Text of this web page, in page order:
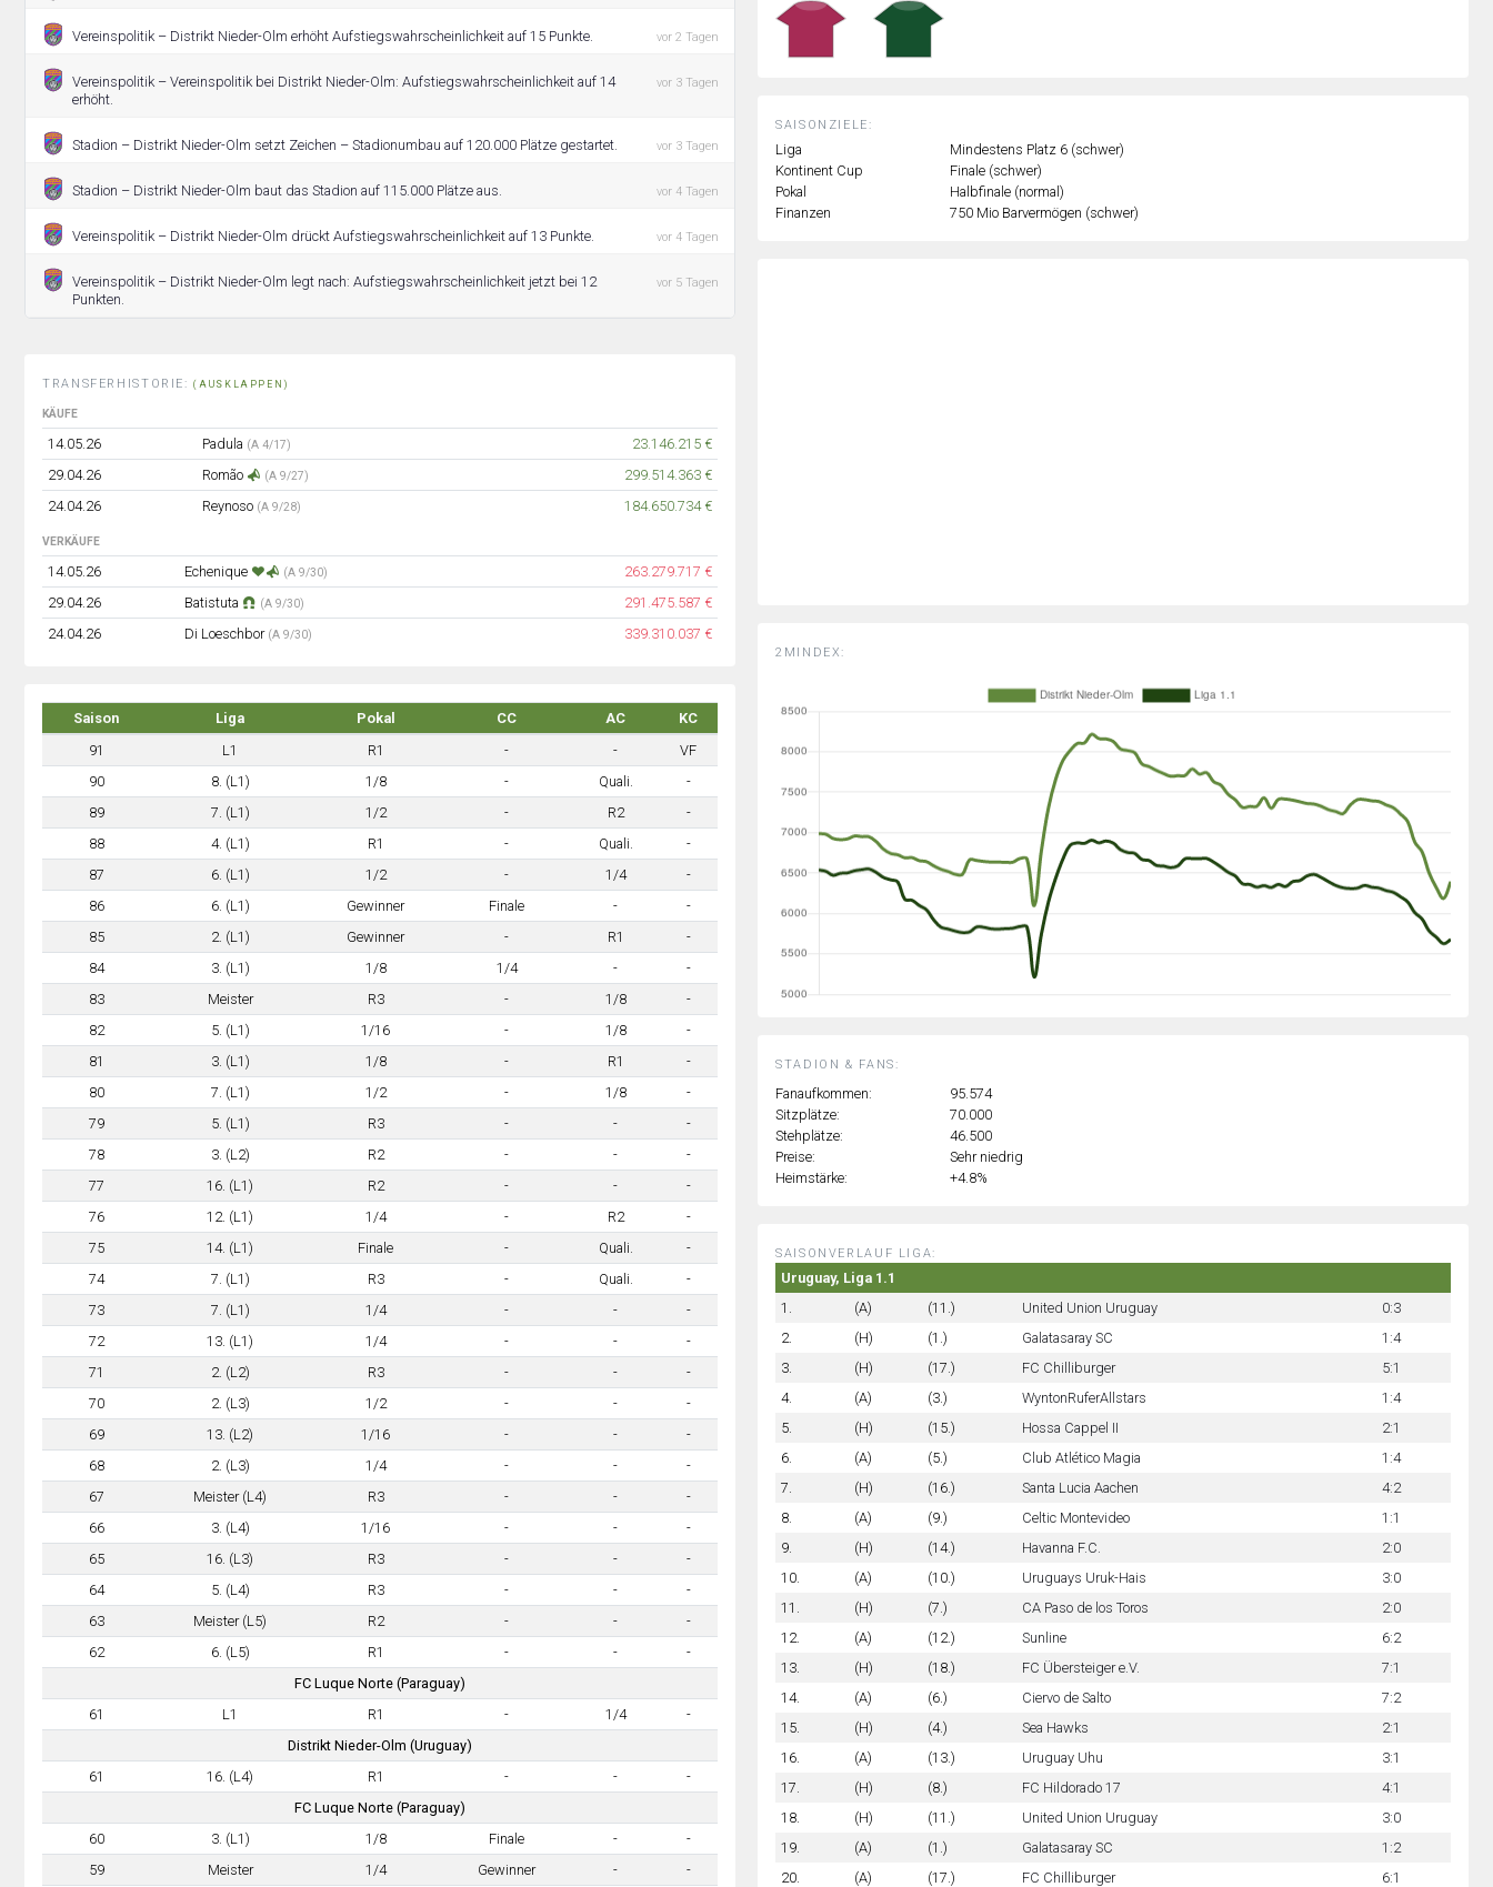
Vereinspolitik – Distrikt Nieder-Olm erhöht Aufstiegswahrscheinlichkeit auf 15 Punkte. vor 2 Tagen
Vereinspolitik – Vereinspolitik bei Distrikt Nieder-Olm: Aufstiegswahrscheinlichkeit auf 14
erhöht.
vor 3 Tagen
Stadion – Distrikt Nieder-Olm setzt Zeichen – Stadionumbau auf 120.000 Plätze gestartet. vor 3 Tagen
Stadion – Distrikt Nieder-Olm baut das Stadion auf 115.000 Plätze aus. vor 4 Tagen
Vereinspolitik – Distrikt Nieder-Olm drückt Aufstiegswahrscheinlichkeit auf 13 Punkte. vor 4 Tagen
Vereinspolitik – Distrikt Nieder-Olm legt nach: Aufstiegswahrscheinlichkeit jetzt bei 12
Punkten.
vor 5 Tagen
TRANSFERHISTORIE:(AUSKLAPPEN)
KÄUFE
14.05.26 Padula (A 4/17)
23.146.215 €
29.04.26
Romão (A 9/27)
299.514.363 €
24.04.26
Reynoso (A 9/28) 184.650.734 €
VERKÄUFE
14.05.26 Echenique (A 9/30)
263.279.717 €
29.04.26
Batistuta (A 9/30)
291.475.587 €
24.04.26
Di Loeschbor (A 9/30) 339.310.037 €
Saison Liga Pokal CC AC
KC
91
L1 R1 - -
VF
90
8. (L1) 1/8 - Quali.
-
89
7. (L1) 1/2 - R2
-
88
4. (L1) R1 - Quali.
-
87
6. (L1) 1/2 - 1/4
-
86
6. (L1) Gewinner Finale -
-
85
2. (L1) Gewinner - R1
-
84
3. (L1) 1/8 1/4 -
-
83
Meister R3 - 1/8
-
82
5. (L1) 1/16 - 1/8
-
81
3. (L1) 1/8 - R1
-
80
7. (L1) 1/2 - 1/8
-
79
5. (L1) R3 - -
-
78
3. (L2) R2 - -
-
77
16. (L1) R2 - -
-
76
12. (L1) 1/4 - R2
-
75
14. (L1) Finale - Quali.
-
74
7. (L1) R3 - Quali.
-
73
7. (L1) 1/4 - -
-
72
13. (L1) 1/4 - -
-
71
2. (L2) R3 - -
-
70
2. (L3) 1/2 - -
-
69
13. (L2) 1/16 - -
-
68
2. (L3) 1/4 - -
-
67
Meister (L4) R3 - -
-
66
3. (L4) 1/16 - -
-
65
16. (L3) R3 - -
-
64
5. (L4) R3 - -
-
63
Meister (L5) R2 - -
-
62
6. (L5) R1 - -
-
FC Luque Norte (Paraguay)
61
L1 R1 - 1/4
-
Distrikt Nieder-Olm (Uruguay)
61
16. (L4) R1 - -
-
FC Luque Norte (Paraguay)
60
3. (L1) 1/8 Finale -
-
59
Meister 1/4 Gewinner - -
SAISONZIELE:
Liga
Mindestens Platz 6 (schwer)
Kontinent Cup
Finale (schwer)
Pokal
Halbfinale (normal)
Finanzen
750 Mio Barvermögen (schwer)
2MINDEX:
STADION & FANS:
Fanaufkommen:
95.574
Sitzplätze:
70.000
Stehplätze:
46.500
Preise:
Sehr niedrig
Heimstärke:
+4.8%
SAISONVERLAUF LIGA:
Uruguay, Liga 1.1
1.
(A) (11.) United Union Uruguay
0:3
2.
(H) (1.) Galatasaray SC
1:4
3.
(H) (17.) FC Chilliburger
5:1
4.
(A) (3.) WyntonRuferAllstars
1:4
5.
(H) (15.) Hossa Cappel II
2:1
6.
(A) (5.) Club Atlético Magia
1:4
7.
(H) (16.) Santa Lucia Aachen
4:2
8.
(A) (9.) Celtic Montevideo
1:1
9.
(H) (14.) Havanna F.C.
2:0
10.
(A) (10.) Uruguays Uruk-Hais
3:0
11.
(H) (7.) CA Paso de los Toros
2:0
12.
(A) (12.) Sunline
6:2
13.
(H) (18.) FC Übersteiger e.V.
7:1
14.
(A) (6.) Ciervo de Salto
7:2
15.
(H) (4.) Sea Hawks
2:1
16.
(A) (13.) Uruguay Uhu
3:1
17.
(H) (8.) FC Hildorado 17
4:1
18.
(H) (11.) United Union Uruguay
3:0
19.
(A) (1.) Galatasaray SC
1:2
20.
(A) (17.) FC Chilliburger 6:1